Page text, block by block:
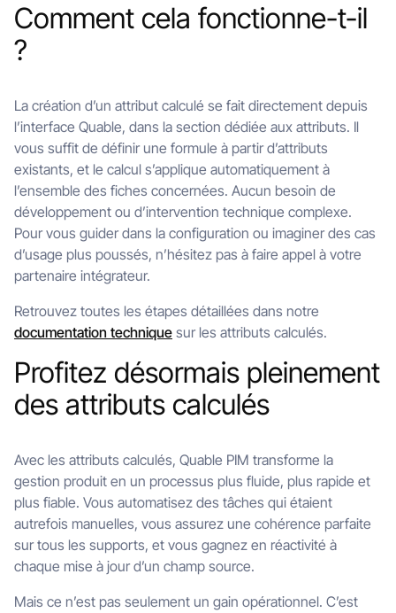
Comment cela fonctionne-t-il
?
La création d’un attribut calculé se fait directement depuis
l’interface Quable, dans la section dédiée aux attributs. Il
vous suffit de définir une formule à partir d’attributs
existants, et le calcul s’applique automatiquement à
l’ensemble des fiches concernées. Aucun besoin de
développement ou d’intervention technique complexe.
Pour vous guider dans la configuration ou imaginer des cas
d’usage plus poussés, n’hésitez pas à faire appel à votre
partenaire intégrateur.
Retrouvez toutes les étapes détaillées dans notre
documentation technique sur les attributs calculés.
Profitez désormais pleinement
des attributs calculés
Avec les attributs calculés, Quable PIM transforme la
gestion produit en un processus plus fluide, plus rapide et
plus fiable. Vous automatisez des tâches qui étaient
autrefois manuelles, vous assurez une cohérence parfaite
sur tous les supports, et vous gagnez en réactivité à
chaque mise à jour d’un champ source.
Mais ce n’est pas seulement un gain opérationnel. C’est